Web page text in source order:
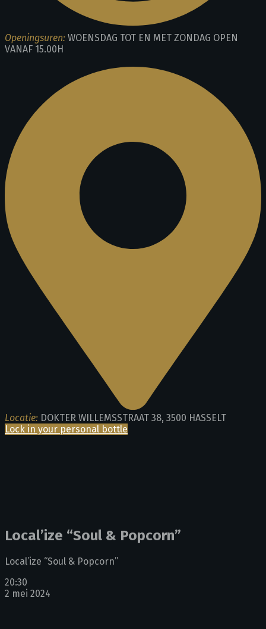
Openingsuren: WOENSDAG TOT EN MET ZONDAG OPEN
VANAF 15.00H
Locatie: DOKTER WILLEMSSTRAAT 38, 3500 HASSELT
Lock in your personal bottle
Local’ize “Soul & Popcorn”
Local’ize “Soul & Popcorn”
20:30
2 mei 2024